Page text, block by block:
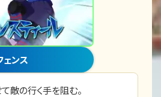
ェンス
敵の行く手を阻む。